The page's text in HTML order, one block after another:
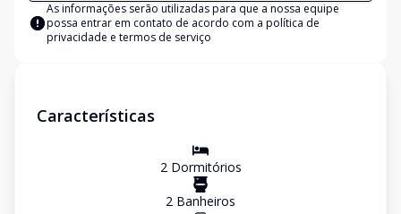
As informações serão utilizadas para que a nossa equipe
possa entrar em contato de acordo com a política de
privacidade e termos de serviço
Características
2Dormitórios
2 Banheiros